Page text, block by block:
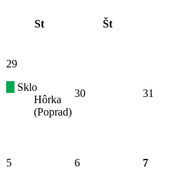
St Št
29
Sklo
Hôrka
(Poprad)
30 31
5 6
7